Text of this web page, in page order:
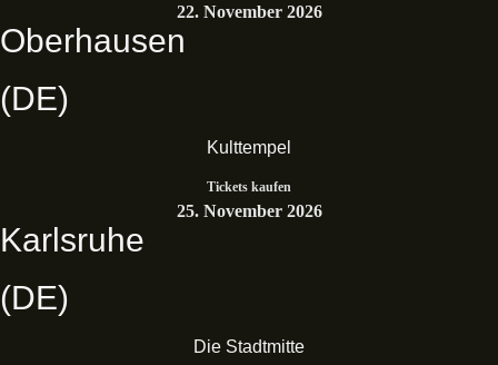
22. November 2026
Oberhausen
(DE)
Kulttempel
Tickets kaufen
25. November 2026
Karlsruhe
(DE)
Die Stadtmitte